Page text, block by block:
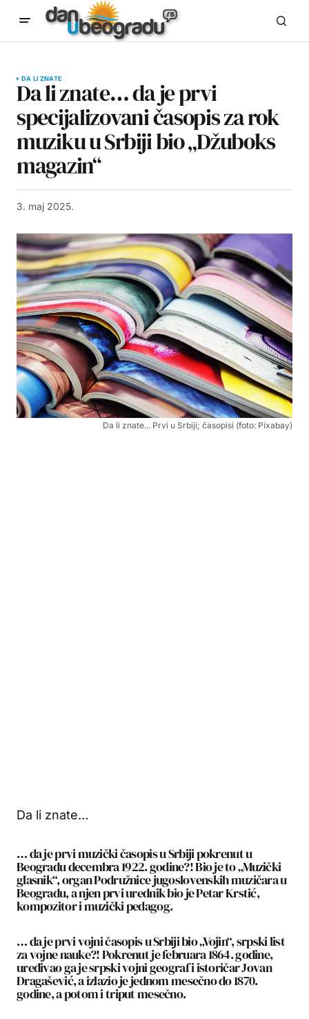
DA LI ZNATE
Da li znate… da je prvi
specijalizovani časopis za rok
muziku u Srbiji bio „Džuboks
magazin“
3. maj 2025.
Da li znate... Prvi u Srbiji; časopisi (foto: Pixabay)
Da li znate…
… da je prvi muzički časopis u Srbiji pokrenut u
Beogradu decembra 1922. godine?! Bio je to „Muzički
glasnik“, organ Podružnice jugoslovenskih muzičara u
Beogradu, a njen prvi urednik bio je Petar Krstić,
kompozitor i muzički pedagog.
… da je prvi vojni časopis u Srbiji bio „Vojin“, srpski list
za vojne nauke?! Pokrenut je februara 1864. godine,
uređivao ga je srpski vojni geograf i istoričar Jovan
Dragašević, a izlazio je jednom mesečno do 1870.
godine, a potom i triput mesečno.